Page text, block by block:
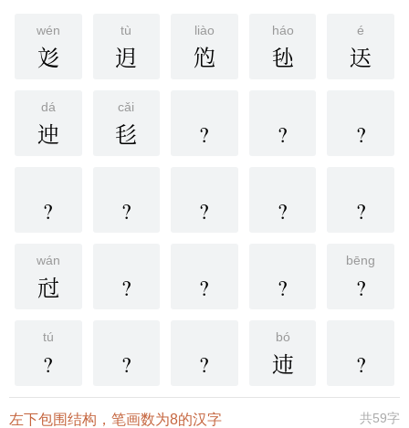
wén
彣
tù
迌
liào
尦
háo
毜
é
迗
dá
迚
cǎi
毝 ? ? ?
? ? ? ? ?
wán
㝴 ? ? ?
bēng
?
tú
? ? ?
bó
䢌 ?
共59字
左下包围结构，笔画数为8的汉字